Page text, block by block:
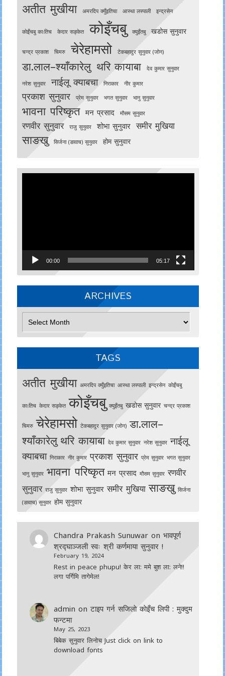
अतीत मुखीया अमरदिप क्युँइतिचा आस्था लस्पाली इन्द्रसेन
काेइँचबु काःतिच केदार सङ्केत कोइँचबु क्युइँतबु खडोस सुनुवार
चन्द्र प्रकाश चिमरु चेरेहामसो टेकबहादुर सुनुवार (जोन)
डा.लाल–श्याँकारेलु थरि कायाबा देव कुमार सुनुवार
नरेश सुनुवार नाईलू क्याबचा निराकार नीर कुमार
प्रकाश सुनुवार प्रेम सुनुवार भगत सुनुवार भानु सुनुवार
भावना परिष्कृत मन प्रसाद मौसम सुनुवार
रणवीर सुनुवार राजु सुनुवार शोभा सुनुवार समीर मुखिया
साङखु सिर्जना (ङावाच) सुनुवार होम सुनुवार
00:00 05:17
ARCHIVES
TAGS
अतीत मुखीया अमरदिप क्युँइतिचा आस्था लस्पाली इन्द्रसेन काेइँचबु
काःतिच केदार सङ्केत कोइँचबु क्युइँतबु खडोस सुनुवार चन्द्र प्रकाश
चिमरु चेरेहामसो टेकबहादुर सुनुवार (जोन) डा.लाल–
श्याँकारेलु थरि कायाबा देव कुमार सुनुवार नरेश सुनुवार नाईलू
क्याबचा निराकार नीर कुमार प्रकाश सुनुवार प्रेम सुनुवार भगत सुनुवार
भानु सुनुवार भावना परिष्कृत मन प्रसाद मौसम सुनुवार रणवीर
सुनुवार राजु सुनुवार शोभा सुनुवार समीर मुखिया साङखु सिर्जना
(ङावाच) सुनुवार होम सुनुवार
Chandra Prakash Sunuwar onभावपूर्ण
श्रद्घाञ्जली स्वः श्री कर्णमाया सुनुवार !
February 19, 2024
Rest in peace phupu! केर ला: ममे बुश ला: लने!!
लगा पर्गिमि तागेमेल!
admin onटाइप गर्न सजिलाे काेइँच लिपी : मुक्दुम
फन्टमा
May 25, 2023
बिबेक सुनुवार लिनोच Just click on link to
download fonts